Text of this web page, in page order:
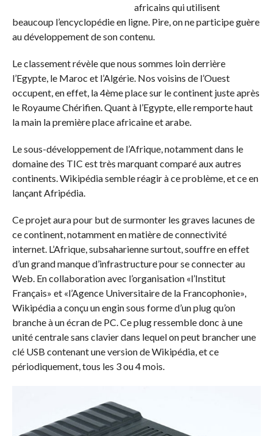
africains qui utilisent
beaucoup l’encyclopédie en ligne. Pire, on ne participe guère
au développement de son contenu.
Le classement révèle que nous sommes loin derrière
l’Egypte, le Maroc et l’Algérie. Nos voisins de l’Ouest
occupent, en effet, la 4ème place sur le continent juste après
le Royaume Chérifien. Quant à l’Egypte, elle remporte haut
la main la première place africaine et arabe.
Le sous-développement de l’Afrique, notamment dans le
domaine des TIC est très marquant comparé aux autres
continents. Wikipédia semble réagir à ce problème, et ce en
lançant Afripédia.
Ce projet aura pour but de surmonter les graves lacunes de
ce continent, notamment en matière de connectivité
internet. L’Afrique, subsaharienne surtout, souffre en effet
d’un grand manque d’infrastructure pour se connecter au
Web. En collaboration avec l’organisation «l’Institut
Français» et «l’Agence Universitaire de la Francophonie»,
Wikipédia a conçu un engin sous forme d’un plug qu’on
branche à un écran de PC. Ce plug ressemble donc à une
unité centrale sans clavier dans lequel on peut brancher une
clé USB contenant une version de Wikipédia, et ce
périodiquement, tous les 3 ou 4 mois.